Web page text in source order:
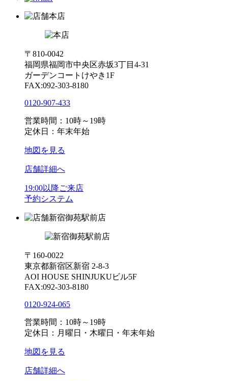
本店
〒810-0042
福岡県福岡市中央区赤坂3丁目4-31
ガーデンコートけやき1F
FAX:092-303-8180
0120-907-433
営業時間：10時～19時
定休日：年末年始
地図を見る
店舗詳細へ
19:00以降ご来店
予約システム
新宿御苑駅前店
〒160-0022
東京都新宿区新宿 2-8-3
AOI HOUSE SHINJUKUビル5F
FAX:092-303-8180
0120-924-065
営業時間：10時～19時
定休日：月曜日・木曜日・年末年始
地図を見る
店舗詳細へ